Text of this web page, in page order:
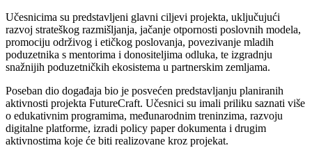
Učesnicima su predstavljeni glavni ciljevi projekta, uključujući
razvoj strateškog razmišljanja, jačanje otpornosti poslovnih modela,
promociju održivog i etičkog poslovanja, povezivanje mladih
poduzetnika s mentorima i donositeljima odluka, te izgradnju
snažnijih poduzetničkih ekosistema u partnerskim zemljama.
Poseban dio događaja bio je posvećen predstavljanju planiranih
aktivnosti projekta FutureCraft. Učesnici su imali priliku saznati više
o edukativnim programima, međunarodnim treninzima, razvoju
digitalne platforme, izradi policy paper dokumenta i drugim
aktivnostima koje će biti realizovane kroz projekat.